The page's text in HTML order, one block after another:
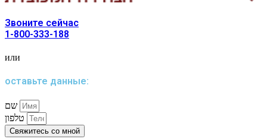
Звоните сейчас
1-800-333-188
или
оставьте данные:
Свяжитесь со мной